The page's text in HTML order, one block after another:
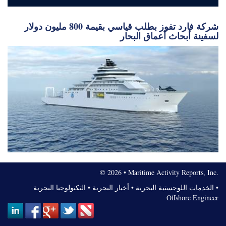
شركة فارد تفوز بطلب قياسي بقيمة 800 مليون دولار
لسفينة أبحاث أعماق البحار
© 2026 • Maritime Activity Reports, Inc.
الخدمات اللوجستية البحرية • أخبار البحرية • التكنولوجيا البحرية
•
Offshore Engineer